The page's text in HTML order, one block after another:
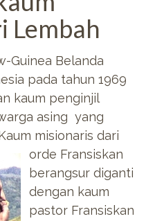
Lembah
Guinea Belanda
pada tahun 1969
kaum penginjil
asing yang
misionaris dari
orde Fransiskan
berangsur diganti
dengan kaum
pastor Fransiskan